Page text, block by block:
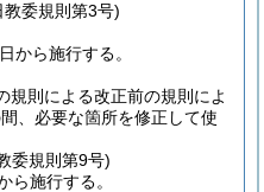
教委規則第3号)
から施行する。
規則による改正前の規則によ
、必要な箇所を修正して使
委規則第9号)
ら施行する。